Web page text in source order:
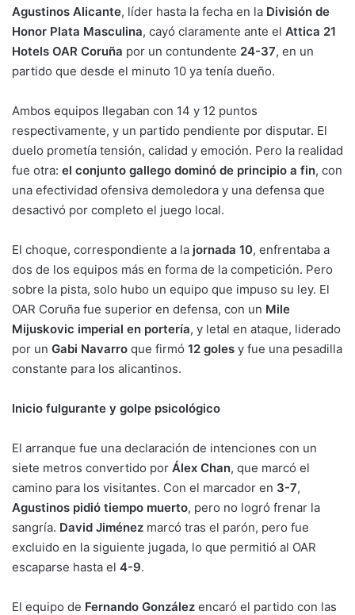
Agustinos Alicante, líder hasta la fecha en la División de
Honor Plata Masculina, cayó claramente ante el Attica 21
Hotels OAR Coruña por un contundente 24-37, en un
partido que desde el minuto 10 ya tenía dueño.
Ambos equipos llegaban con 14 y 12 puntos
respectivamente, y un partido pendiente por disputar. El
duelo prometía tensión, calidad y emoción. Pero la realidad
fue otra: el conjunto gallego dominó de principio a fin, con
una efectividad ofensiva demoledora y una defensa que
desactivó por completo el juego local.
El choque, correspondiente a la jornada 10, enfrentaba a
dos de los equipos más en forma de la competición. Pero
sobre la pista, solo hubo un equipo que impuso su ley. El
OAR Coruña fue superior en defensa, con un Mile
Mijuskovic imperial en portería, y letal en ataque, liderado
por un Gabi Navarro que firmó 12 goles y fue una pesadilla
constante para los alicantinos.
Inicio fulgurante y golpe psicológico
El arranque fue una declaración de intenciones con un
siete metros convertido por Álex Chan, que marcó el
camino para los visitantes. Con el marcador en 3-7,
Agustinos pidió tiempo muerto, pero no logró frenar la
sangría. David Jiménez marcó tras el parón, pero fue
excluido en la siguiente jugada, lo que permitió al OAR
escaparse hasta el 4-9.
El equipo de Fernando González encaró el partido con las